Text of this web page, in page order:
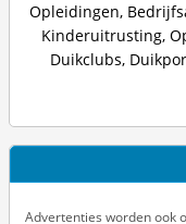
Opleidingen,
Kinderuitrusting,
Duikclubs,
Advertenties worden ook